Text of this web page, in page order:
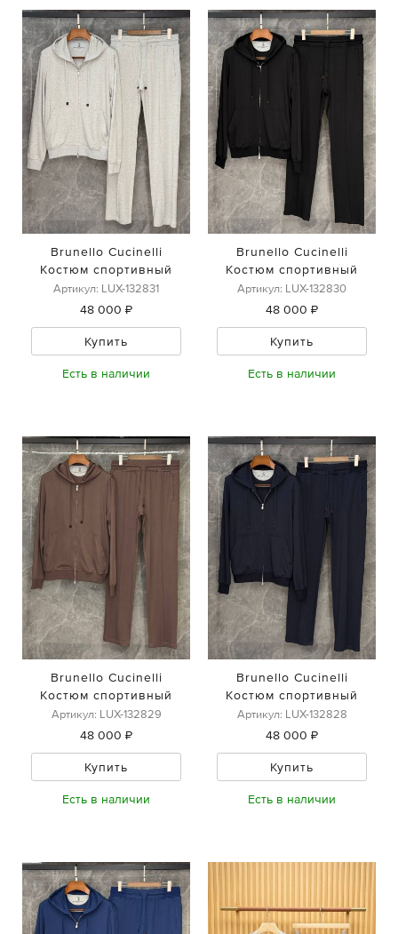
Brunello Cucinelli
Костюм спортивный
Артикул: LUX-132831
48 000 ₽
Купить
Есть в наличии
Brunello Cucinelli
Костюм спортивный
Артикул: LUX-132830
48 000 ₽
Купить
Есть в наличии
Brunello Cucinelli
Костюм спортивный
Артикул: LUX-132829
48 000 ₽
Купить
Есть в наличии
Brunello Cucinelli
Костюм спортивный
Артикул: LUX-132828
48 000 ₽
Купить
Есть в наличии